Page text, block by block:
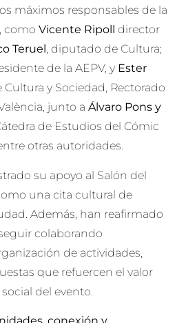
máximos responsables de la
comoVicente Ripoll
director
Teruel , diputado de Cultura;
de la AEPV, y Ester
Cultura y Sociedad, Rectorado
junto aÁlvaro Pons y
de Estudios del Cómic
otras autoridades.
su apoyo al Salón del
una cita cultural de
Además, han reafirmado
colaborando
de actividades,
que refuercen el valor
del evento.